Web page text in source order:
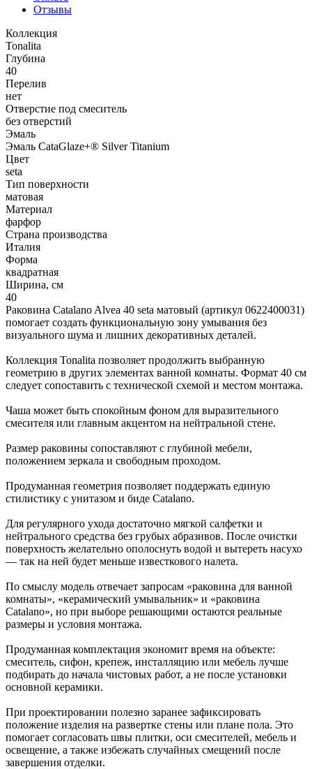
Отзывы
Коллекция
Tonalita
Глубина
40
Перелив
нет
Отверстие под смеситель
без отверстий
Эмаль
Эмаль CataGlaze+® Silver Titanium
Цвет
seta
Тип поверхности
матовая
Материал
фарфор
Страна производства
Италия
Форма
квадратная
Ширина, см
40
Раковина Catalano Alvea 40 seta матовый (артикул 0622400031)
помогает создать функциональную зону умывания без
визуального шума и лишних декоративных деталей.
Коллекция Tonalita позволяет продолжить выбранную
геометрию в других элементах ванной комнаты. Формат 40 см
следует сопоставить с технической схемой и местом монтажа.
Чаша может быть спокойным фоном для выразительного
смесителя или главным акцентом на нейтральной стене.
Размер раковины сопоставляют с глубиной мебели,
положением зеркала и свободным проходом.
Продуманная геометрия позволяет поддержать единую
стилистику с унитазом и биде Catalano.
Для регулярного ухода достаточно мягкой салфетки и
нейтрального средства без грубых абразивов. После очистки
поверхность желательно ополоснуть водой и вытереть насухо
— так на ней будет меньше известкового налета.
По смыслу модель отвечает запросам «раковина для ванной
комнаты», «керамический умывальник» и «раковина
Catalano», но при выборе решающими остаются реальные
размеры и условия монтажа.
Продуманная комплектация экономит время на объекте:
смеситель, сифон, крепеж, инсталляцию или мебель лучше
подбирать до начала чистовых работ, а не после установки
основной керамики.
При проектировании полезно заранее зафиксировать
положение изделия на развертке стены или плане пола. Это
помогает согласовать швы плитки, оси смесителей, мебель и
освещение, а также избежать случайных смещений после
завершения отделки.